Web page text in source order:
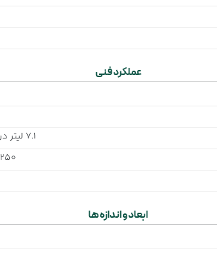
عملکرد فنی
7.1 لیتر در هر صد کیلومتر لیتر در صد کیلومتر
250 کیلومتر در ساعت کیلومتر بر ساعت
ابعاد و اندازه ها